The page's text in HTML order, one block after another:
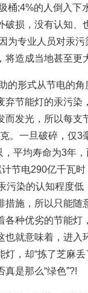
桶;4%的人倒入下
破损，没有认知
为专业人员对汞
造成当地甚至更
形式从节电的角
节能灯的汞污染
发光，所以每
。一旦破碎，仅3
平均寿命为3年
节电290亿千瓦
污染的认知程度
施，所以只能
种优劣的节能灯
就意味着，进
，却“拣了芝麻
是那么“绿色”?!